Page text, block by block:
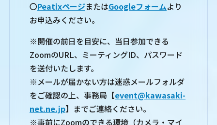
〇PeatixページまたはGoogleフォームより
お申込みください。
※開催の前日を目安に、当日参加できる
ZoomのURL、ミーティングID、パスワード
を送付いたします。
※メールが届かない方は迷惑メールフォルダ
をご確認の上、事務局【event@kawasaki-
net.ne.jp】までご連絡ください。
※事前にZoomのできる環境（カメラ・マイ